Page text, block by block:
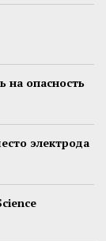
на опасность
электрода